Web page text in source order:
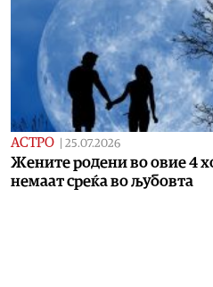
АСТРО 25.07.2026
Жените родени во овие 4
немаат среќа во љубовта